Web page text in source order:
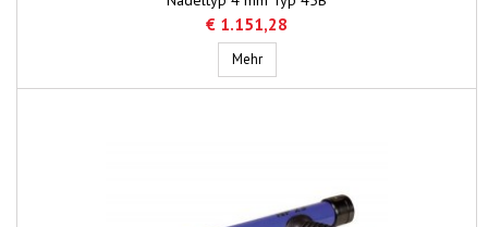
€ 1.151,28
MehrDruckluftnadelklopfer "von Arx" 45B